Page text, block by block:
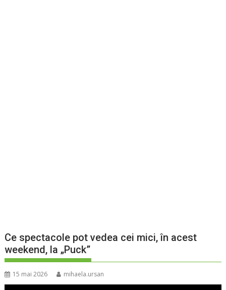
Ce spectacole pot vedea cei mici, în acest
weekend, la „Puck”
15 mai 2026 mihaela.ursan